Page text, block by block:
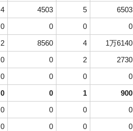
4 4503 5
6503
0 0 0
0
2 8560 4
1万6140
0 0 2
2730
0 0 0
0
0 0 1
900
0 0 0
0
0 0 0
0